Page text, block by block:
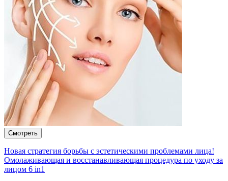
Новая стратегия борьбы с эстетическими проблемами лица!
Омолаживающая и воcстанавливающая процедура по уходу за
лицом 6 in1